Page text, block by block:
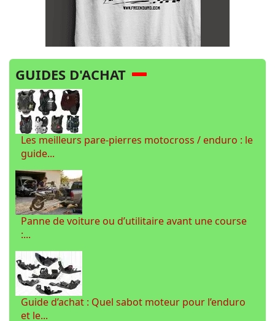
GUIDES D'ACHAT
Les meilleurs pare-pierres motocross / enduro : le
guide...
Panne de voiture ou d’utilitaire avant une course
:...
Guide d’achat : Quel sabot moteur pour l’enduro
et le...